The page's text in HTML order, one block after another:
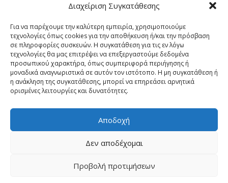
Διαχείριση Συγκατάθεσης
Για να παρέχουμε την καλύτερη εμπειρία, χρησιμοποιούμε
τεχνολογίες όπως cookies για την αποθήκευση ή/και την πρόσβαση
σε πληροφορίες συσκευών. Η συγκατάθεση για τις εν λόγω
τεχνολογίες θα μας επιτρέψει να επεξεργαστούμε δεδομένα
προσωπικού χαρακτήρα, όπως συμπεριφορά περιήγησης ή
μοναδικά αναγνωριστικά σε αυτόν τον ιστότοπο. Η μη συγκατάθεση ή
η ανάκληση της συγκατάθεσης, μπορεί να επηρεάσει αρνητικά
ορισμένες λειτουργίες και δυνατότητες.
Αποδοχή
Δεν αποδέχομαι
Προβολή προτιμήσεων